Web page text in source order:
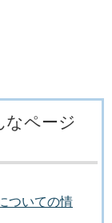
なページ
ついての情